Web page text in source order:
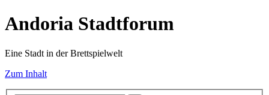
Andoria Stadtforum
Eine Stadt in der Brettspielwelt
Zum Inhalt